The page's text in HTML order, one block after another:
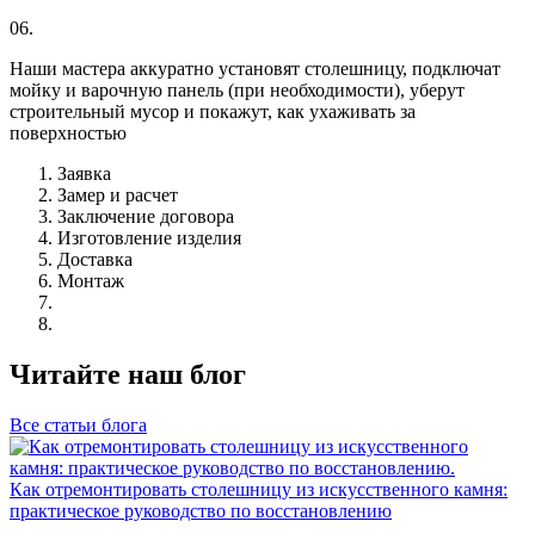
06.
Наши мастера аккуратно установят столешницу, подключат
мойку и варочную панель (при необходимости), уберут
строительный мусор и покажут, как ухаживать за
поверхностью
Заявка
Замер и расчет
Заключение договора
Изготовление изделия
Доставка
Монтаж
Читайте наш блог
Все статьи блога
Как отремонтировать столешницу из искусственного камня:
практическое руководство по восстановлению